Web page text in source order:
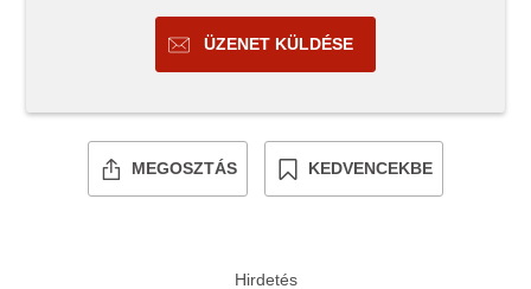
ÜZENET KÜLDÉSE
MEGOSZTÁS KEDVENCEKBE